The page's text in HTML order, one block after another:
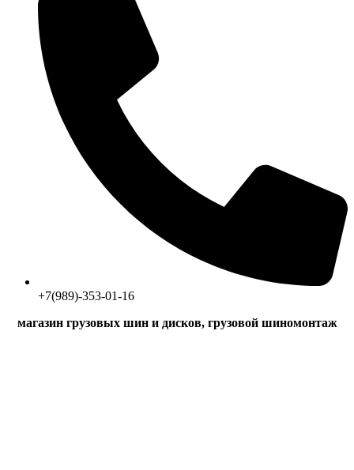
+7(989)-353-01-16
магазин грузовых шин и дисков, грузовой шиномонтаж